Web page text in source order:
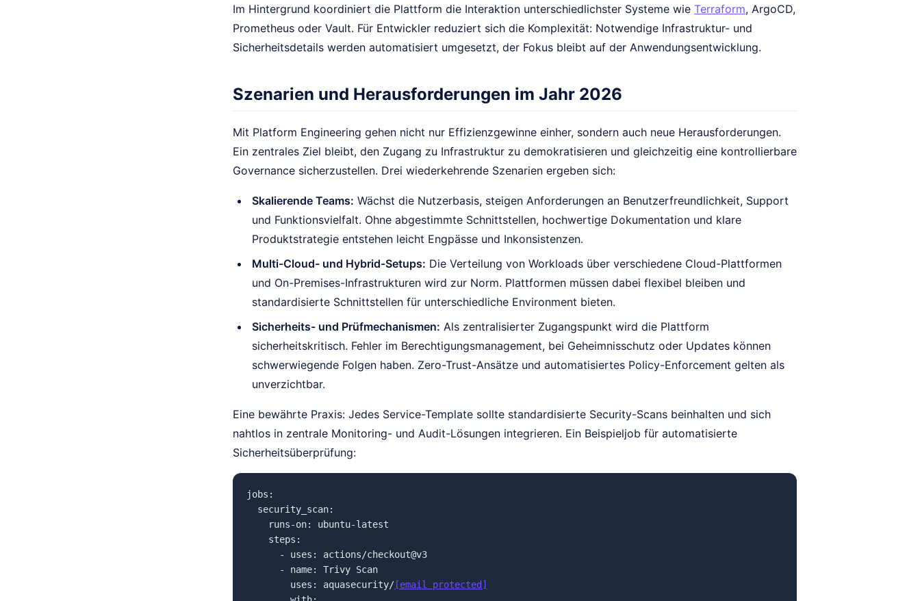
Im Hintergrund koordiniert die Plattform die Interaktion unterschiedlichster Systeme wie Terraform, ArgoCD,
Prometheus oder Vault. Für Entwickler reduziert sich die Komplexität: Notwendige Infrastruktur- und
Sicherheitsdetails werden automatisiert umgesetzt, der Fokus bleibt auf der Anwendungsentwicklung.
Szenarien und Herausforderungen im Jahr 2026
Mit Platform Engineering gehen nicht nur Effizienzgewinne einher, sondern auch neue Herausforderungen.
Ein zentrales Ziel bleibt, den Zugang zu Infrastruktur zu demokratisieren und gleichzeitig eine kontrollierbare
Governance sicherzustellen. Drei wiederkehrende Szenarien ergeben sich:
Skalierende Teams: Wächst die Nutzerbasis, steigen Anforderungen an Benutzerfreundlichkeit, Support
und Funktionsvielfalt. Ohne abgestimmte Schnittstellen, hochwertige Dokumentation und klare
Produktstrategie entstehen leicht Engpässe und Inkonsistenzen.
Multi-Cloud- und Hybrid-Setups: Die Verteilung von Workloads über verschiedene Cloud-Plattformen
und On-Premises-Infrastrukturen wird zur Norm. Plattformen müssen dabei flexibel bleiben und
standardisierte Schnittstellen für unterschiedliche Environment bieten.
Sicherheits- und Prüfmechanismen: Als zentralisierter Zugangspunkt wird die Plattform
sicherheitskritisch. Fehler im Berechtigungsmanagement, bei Geheimnisschutz oder Updates können
schwerwiegende Folgen haben. Zero-Trust-Ansätze und automatisiertes Policy-Enforcement gelten als
unverzichtbar.
Eine bewährte Praxis: Jedes Service-Template sollte standardisierte Security-Scans beinhalten und sich
nahtlos in zentrale Monitoring- und Audit-Lösungen integrieren. Ein Beispieljob für automatisierte
Sicherheitsüberprüfung:
jobs:
  security_scan:
    runs-on: ubuntu-latest
    steps:
      - uses: actions/checkout@v3
      - name: Trivy Scan
        uses: aquasecurity/
[email protected]